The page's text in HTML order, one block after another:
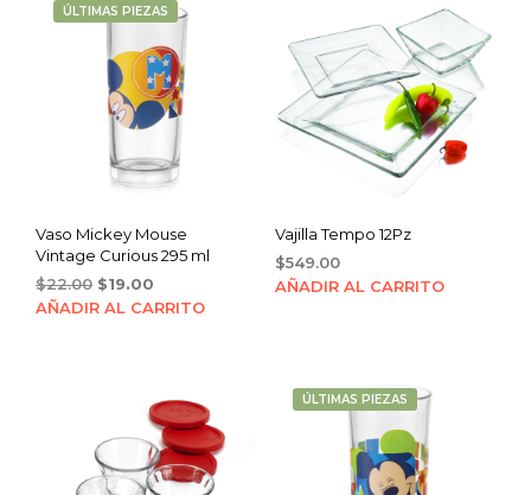
ÚLTIMAS PIEZAS
Vaso Mickey Mouse
Vintage Curious 295 ml
$22.00 Original
price
$19.00
price
AÑADIR AL CARRITO
Vajilla Tempo 12Pz
$549.00
AÑADIR AL CARRITO
ÚLTIMAS PIEZAS